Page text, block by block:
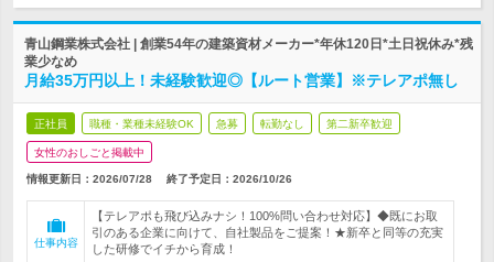
青山鋼業株式会社 | 創業54年の建築資材メーカー*年休120日*土日祝休み*残
業少なめ
月給35万円以上！未経験歓迎◎【ルート営業】※テレアポ無し
正社員 職種・業種未経験OK 急募 転勤なし 第二新卒歓迎
女性のおしごと掲載中
情報更新日：2026/07/28 終了予定日： 2026/10/26
仕事内容
【テレアポも飛び込みナシ！100%問い合わせ対応】◆既にお取
引のある企業に向けて、自社製品をご提案！★新卒と同等の充実
した研修でイチから育成！